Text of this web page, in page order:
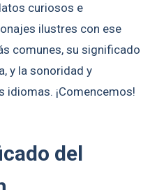
curiosos e
ilustres con ese
comunes, su significado
y la sonoridad y
idiomas. ¡Comencemos!
del